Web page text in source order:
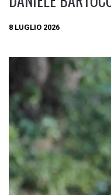
8 LUGLIO 2026